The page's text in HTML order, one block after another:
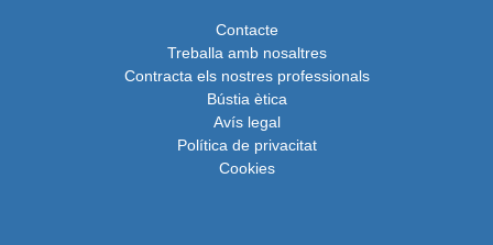
Contacte
Treballa amb nosaltres
Contracta els nostres professionals
Bústia ètica
Avís legal
Política de privacitat
Cookies